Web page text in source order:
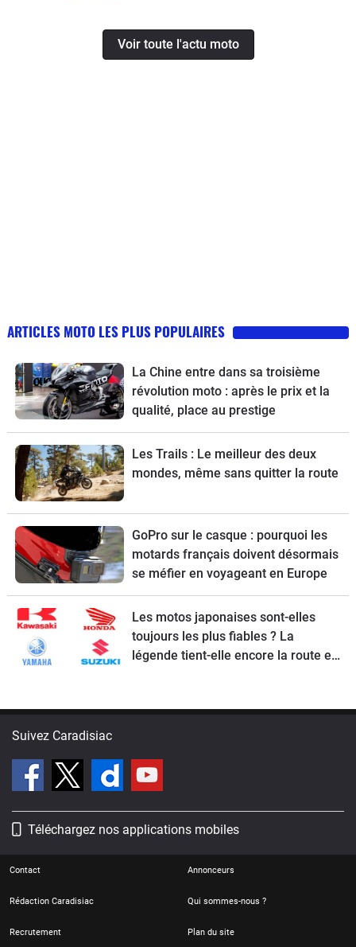
Voir toute l'actu moto
ARTICLES MOTO LES PLUS POPULAIRES
La Chine entre dans sa troisième
révolution moto : après le prix et la
qualité, place au prestige
Les Trails : Le meilleur des deux
mondes, même sans quitter la route
GoPro sur le casque : pourquoi les
motards français doivent désormais
se méfier en voyageant en Europe
Les motos japonaises sont-elles
toujours les plus fiables ? La
légende tient-elle encore la route en
Suivez Caradisiac
Téléchargez nos applications mobiles
Contact Annonceurs
Rédaction Caradisiac Qui sommes-nous ?
Recrutement Plan du site